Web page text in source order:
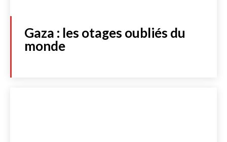
Gaza : les otages oubliés du
monde